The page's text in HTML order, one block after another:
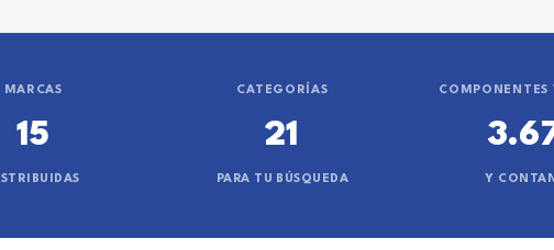
MARCAS
15
CATEGORÍAS
21
PARA TU BÚSQUEDA
COMPONENTES
Y